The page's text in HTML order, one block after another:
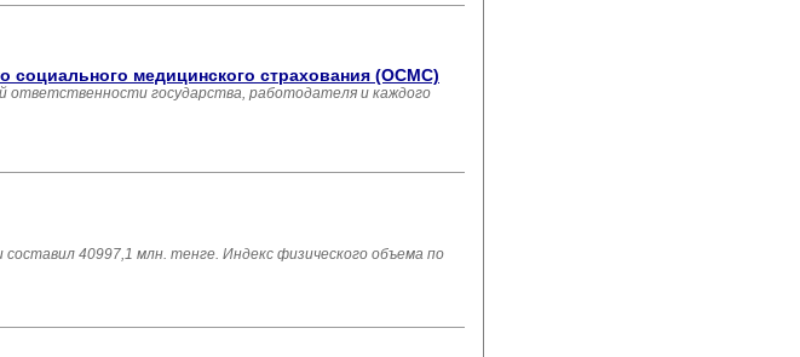
социального медицинского страхования (ОСМС)
ответственности государства, работодателя и каждого
40997,1 млн. тенге. Индекс физического объема по